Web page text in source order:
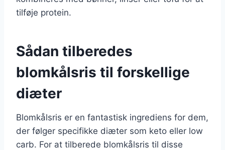
tilføje protein.
Sådan tilberedes
blomkålsris til forskellige
diæter
Blomkålsris er en fantastisk ingrediens for dem,
der følger specifikke diæter som keto eller low
carb. For at tilberede blomkålsris til disse